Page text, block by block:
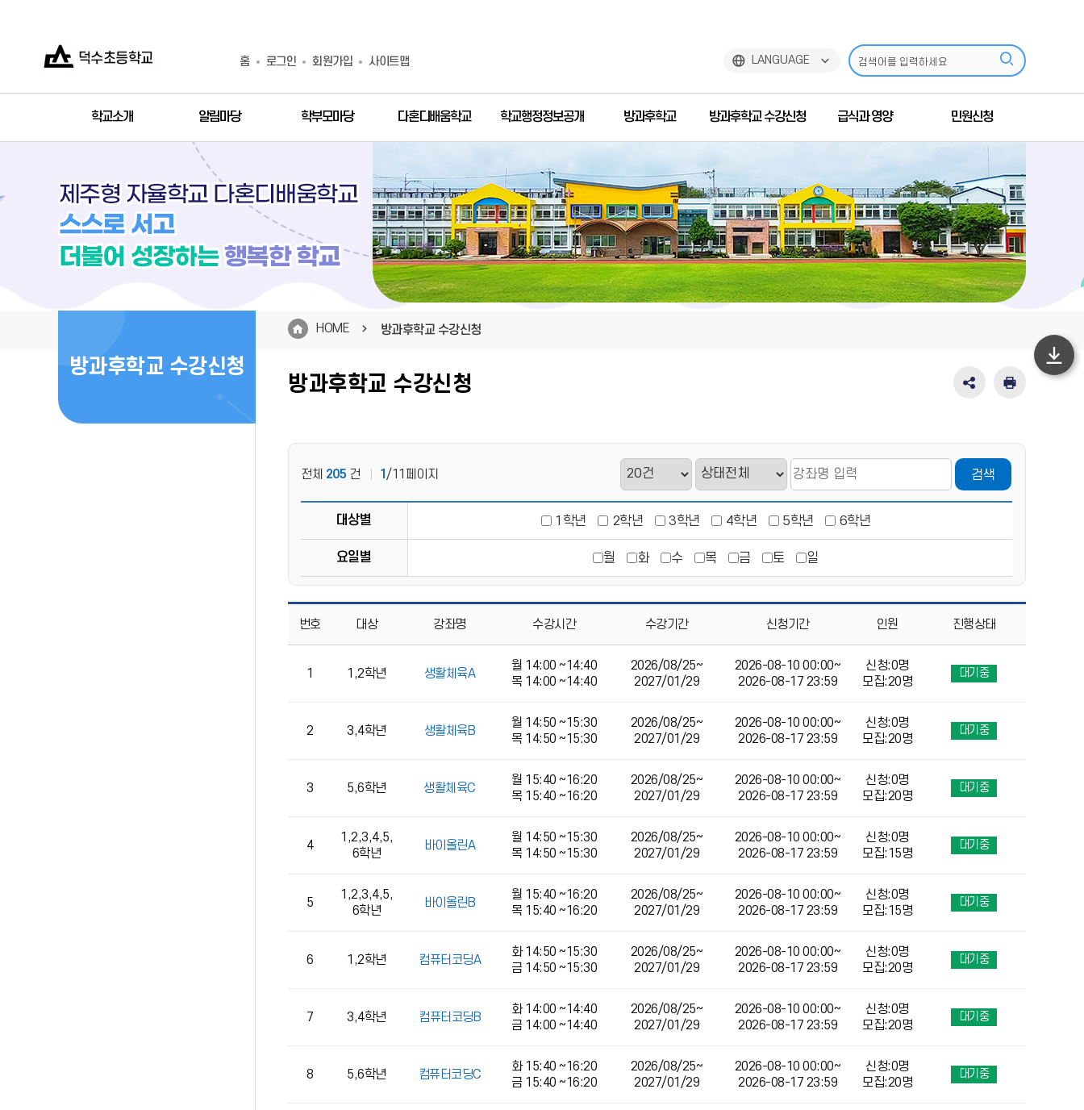
홈 로그인 회원가입 사이트맵 LANGUAGE
검
색
학교소개 알림마당 학부모마당 다혼디배움학교 학교행정정보공개 방과후학교 방과후학교 수강신청 급식과 영양 민원신청
방과후학교 수강신청
HOME 방과후학교 수강신청
방과후학교 수강신청
SNS
영
역
펼
치
인
전체 205 건 1 /11페이지 검색
대상별 1학년 2학년 3학년 4학년 5학년 6학년
요일별 월 화 수 목 금 토 일
번호 대상 강좌명 수강시간 수강기간 신청기간 인원 진행상태
1 1,2학년 생활체육A
월 14:00 ~14:40
목 14:00 ~14:40
2026/08/25~
2027/01/29
2026-08-10 00:00~
2026-08-17 23:59
신청:0명
모집:20명
대기중
2 3,4학년 생활체육B
월 14:50 ~15:30
목 14:50 ~15:30
2026/08/25~
2027/01/29
2026-08-10 00:00~
2026-08-17 23:59
신청:0명
모집:20명
대기중
3 5,6학년 생활체육C
월 15:40 ~16:20
목 15:40 ~16:20
2026/08/25~
2027/01/29
2026-08-10 00:00~
2026-08-17 23:59
신청:0명
모집:20명
대기중
4
1,2,3,4,5,
6학년
바이올린A
월 14:50 ~15:30
목 14:50 ~15:30
2026/08/25~
2027/01/29
2026-08-10 00:00~
2026-08-17 23:59
신청:0명
모집:15명
대기중
5
1,2,3,4,5,
6학년
바이올린B
월 15:40 ~16:20
목 15:40 ~16:20
2026/08/25~
2027/01/29
2026-08-10 00:00~
2026-08-17 23:59
신청:0명
모집:15명
대기중
6 1,2학년 컴퓨터코딩A
화 14:50 ~15:30
금 14:50 ~15:30
2026/08/25~
2027/01/29
2026-08-10 00:00~
2026-08-17 23:59
신청:0명
모집:20명
대기중
7 3,4학년 컴퓨터코딩B
화 14:00 ~14:40
금 14:00 ~14:40
2026/08/25~
2027/01/29
2026-08-10 00:00~
2026-08-17 23:59
신청:0명
모집:20명
대기중
8 5,6학년 컴퓨터코딩C
화 15:40 ~16:20
금 15:40 ~16:20
2026/08/25~
2027/01/29
2026-08-10 00:00~
2026-08-17 23:59
신청:0명
모집:20명
대기중
하